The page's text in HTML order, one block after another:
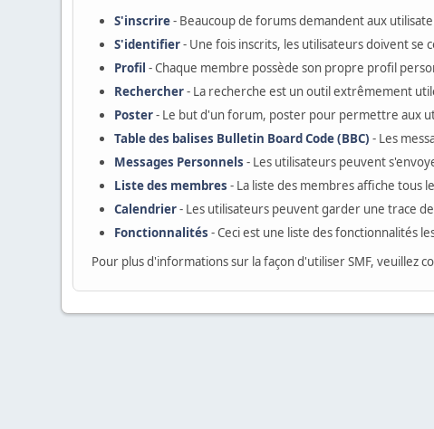
S'inscrire- Beaucoup de forums demandent aux
S'identifier- Une fois inscrits, les utilisateurs doivent se
Profil - Chaque membre possède son propre profil
Rechercher- La recherche est un outil extrêmement
Poster- Le but d'un forum, poster pour permettre aux
Table des balises Bulletin Board Code (BBC) - Les
Messages Personnels - Les utilisateurs peuvent
Liste des membres - La liste des membres affiche tous
Calendrier- Les utilisateurs peuvent garder une trace
Fonctionnalités - Ceci est une liste des fonctionnalités
Pour plus d'informations sur la façon d'utiliser SMF, veuillez